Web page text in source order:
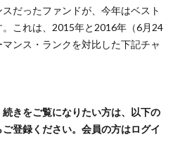
だったファンドが、今年はベスト
これは、2015年と2016年（6月24
ンス・ランクを対比した下記チャ
きをご覧になりたい方は、以下の
ご登録ください。会員の方はログイ